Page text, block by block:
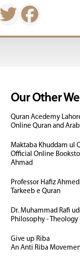
Our Other
Quran Acedemy
Online Quran and
Maktaba Khuddam ul
Official Online
Ahmad
Professor Hafiz Ahmed
Tarkeeb e Quran
Dr. Muhammad Rafi
Philosophy - Theology
Give up Riba
An Anti Riba